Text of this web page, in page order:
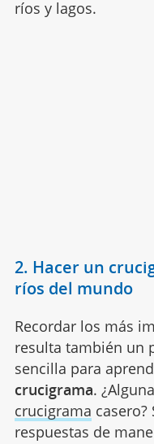
ríos y lagos.
2. Hacer un
ríos del mundo
Recordar los más
resulta también un
sencilla para
crucigrama.
crucigrama casero?
respuestas de